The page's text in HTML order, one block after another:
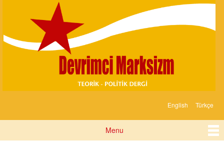
content
Marksizm
English Türkçe
Menu